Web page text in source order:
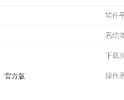
软件
系统
下载
官方版 操作